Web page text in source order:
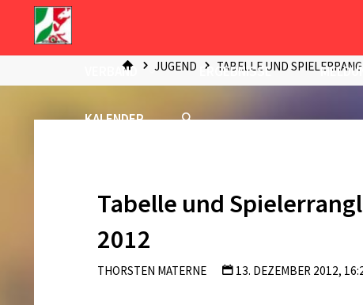
VERBAND ERGEBNISSE
KALENDER
START
JUGEND TABELLE UND
Tabelle und
2012
THORSTEN MATERNE 13. DEZEMBER 2012,